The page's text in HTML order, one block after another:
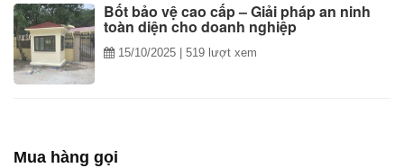
Bốt bảo vệ cao cấp – Giải pháp an ninh
toàn diện cho doanh nghiệp
15/10/2025 | 519 lượt xem
Mua hàng gọi